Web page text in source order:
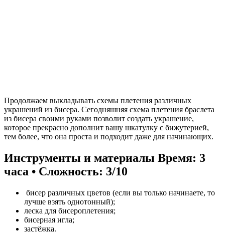
Продолжаем выкладывать схемы плетения различных
украшений из бисера. Сегодняшняя схема плетения браслета
из бисера своими руками позволит создать украшение,
которое прекрасно дополнит вашу шкатулку с бижутерией,
тем более, что она проста и подходит даже для начинающих.
Инструменты и материалы Время: 3
часа • Сложность: 3/10
бисер различных цветов (если вы только начинаете, то
лучше взять однотонный);
леска для бисероплетения;
бисерная игла;
застёжка.